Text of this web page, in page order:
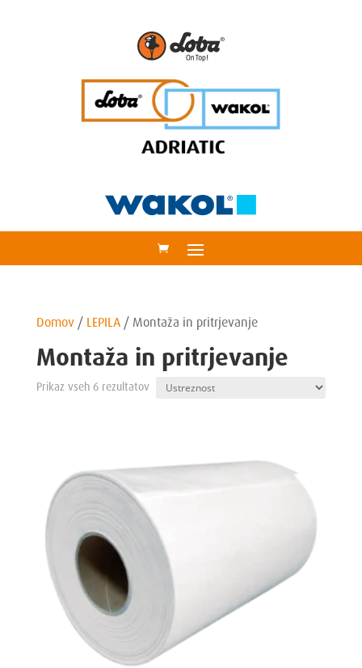
Domov/ LEPILA/ Montaža in pritrjevanje
Montaža in pritrjevanje
Prikaz vseh 6 rezultatov